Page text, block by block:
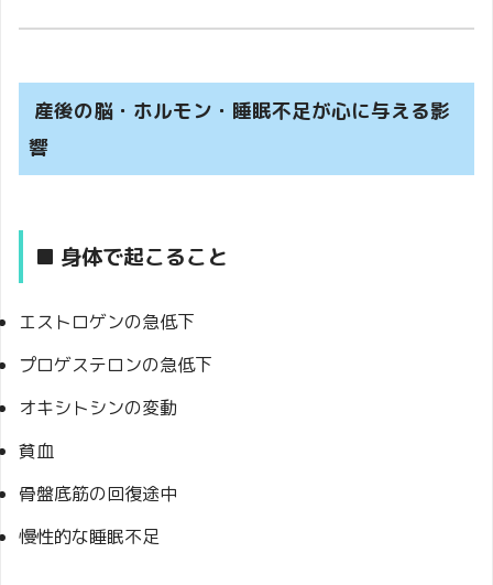
産後の脳・ホルモン・睡眠不足が心に与える影
響
■ 身体で起こること
エストロゲンの急低下
プロゲステロンの急低下
オキシトシンの変動
貧血
骨盤底筋の回復途中
慢性的な睡眠不足